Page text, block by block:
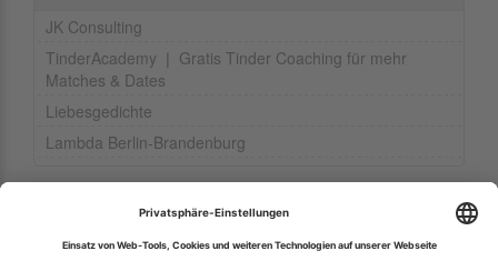
JK Consulting
TinderAcademy ❘ Gratis Tinder Coaching für mehr
Matches & Dates
Liebesgedichte
Lambda Berlin-Brandenburg